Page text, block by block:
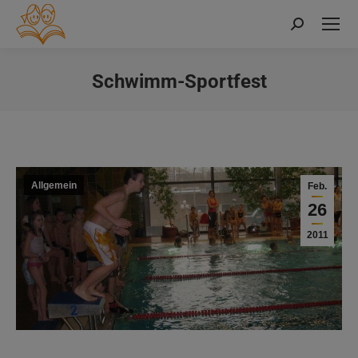
Search:
Schwimm-Sportfest
Feb.
26
2011
Allgemein